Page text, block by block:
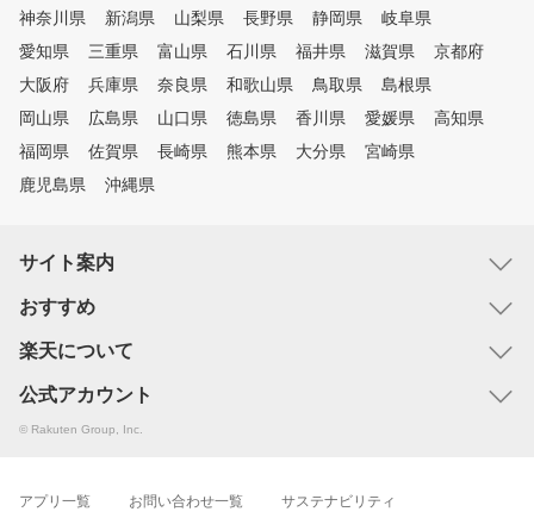
神奈川県
新潟県 山梨県 長野県 静岡県
岐阜県
愛知県
三重県 富山県 石川県 福井県 滋賀県
京都府
大阪府
兵庫県 奈良県 和歌山県 鳥取県
島根県
岡山県
広島県 山口県 徳島県 香川県 愛媛県
高知県
福岡県
佐賀県 長崎県 熊本県 大分県
宮崎県
鹿児島県
沖縄県
サイト案内
おすすめ
楽天について
公式アカウント
© Rakuten Group, Inc.
アプリ一覧 お問い合わせ一覧 サステナビリティ